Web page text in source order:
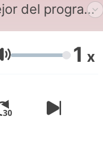
del programa
día, de 6 a 11
Xavi
Volumen 1 x